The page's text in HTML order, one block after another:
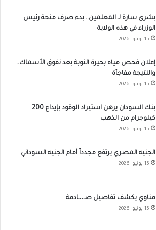
بشرى سارة لـ المعلمين.. بدء صرف منحة رئيس
الوزراء في هذه الولاية
15 يونيو، 2026
إعلان فحص مياه بحيرة النوبة بعد نفوق الأسماك..
والنتيجة مفاجأة
15 يونيو، 2026
بنك السودان يرهن استيراد الوقود بإيداع 200
كيلوجرام من الذهب
15 يونيو، 2026
الجنيه المصري يرتفع مجدداً أمام الجنيه السوداني
15 يونيو، 2026
مناوي يكشف تفاصيل صـ،،ـادمة
15 يونيو، 2026